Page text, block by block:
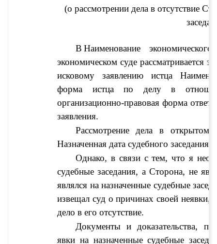
(о рассмотрении дела в отсутствие
В Наименование
экономическом суде рассматривается
исковому заявлению истца
форма истца по делу в
организационно-правовая форма
заявления.
Назначенная дата судебного заседания
Однако, в связи с тем, что я
судебные заседания, а Сторона, не
являлся на назначенные судебные
извещал суд о причинах своей неявки,
дело в его отсутствие.
Документы и доказательства,
явки на назначенные судебные